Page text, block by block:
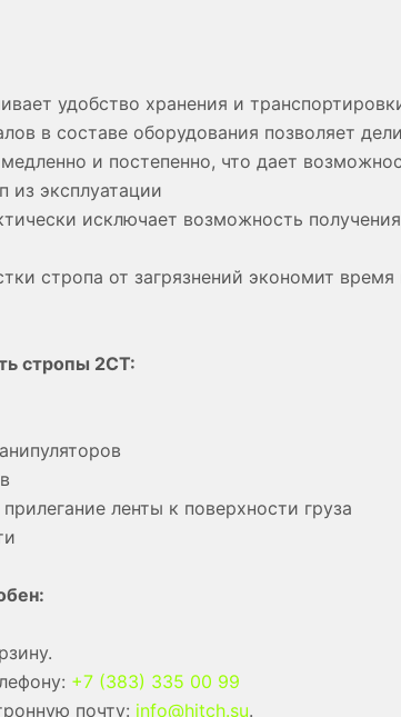
удобство хранения и
в составе оборудования позволяет
и постепенно, что дает
из эксплуатации
исключает возможность
стропа от загрязнений экономит
стропы 2СТ:
ленты к поверхности груза
+7 (383) 335 00 99
почту: info@hitch.su.